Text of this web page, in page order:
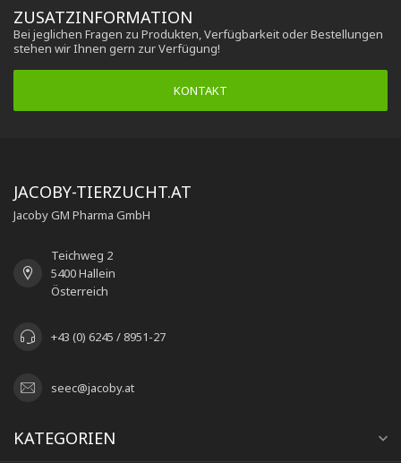
ZUSATZINFORMATION
Bei jeglichen Fragen zu Produkten, Verfügbarkeit oder Bestellungen
stehen wir Ihnen gern zur Verfügung!
KONTAKT
JACOBY-TIERZUCHT.AT
Jacoby GM Pharma GmbH
Teichweg 2
5400 Hallein
Österreich
+43 (0) 6245 / 8951-27
seec@jacoby.at
KATEGORIEN